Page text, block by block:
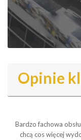
Opinie
Bardzo fachowa
chcą cos więcej